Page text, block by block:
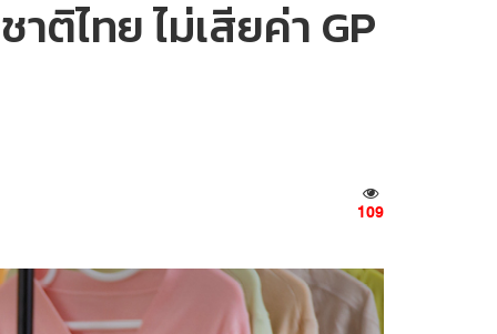
ไทย ไม่เสียค่า GP
109